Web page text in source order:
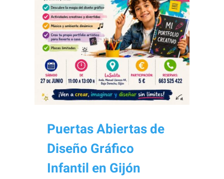
Puertas Abiertas de
Diseño Gráfico
Infantil en Gijón
Necesarias
Estas
cookies no
son
Son
necesarias
para que
funcione la